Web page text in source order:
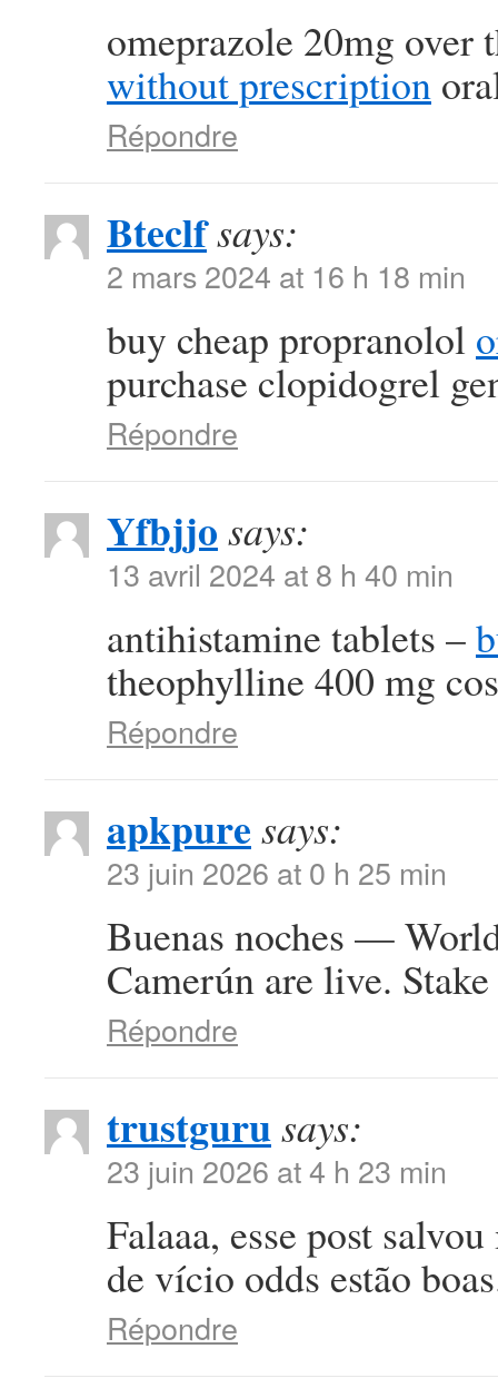
omeprazole 20mg over
without prescription
Répondre
Bteclfsays:
2 mars 2024 at 16 h 18 min
buy cheap propranolol
purchase clopidogrel
Répondre
Yfbjjo says:
13 avril 2024 at 8 h 40 min
antihistamine tablets –
theophylline 400 mg
Répondre
apkpure says:
23 juin 2026 at 0 h 25 min
Buenas noches —
Camerún are live.
Répondre
trustgurusays:
23 juin 2026 at 4 h 23 min
Falaaa, esse post
de vício odds estão
Répondre